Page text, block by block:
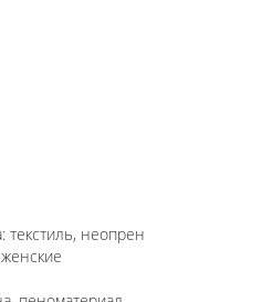
текстиль, неопрен